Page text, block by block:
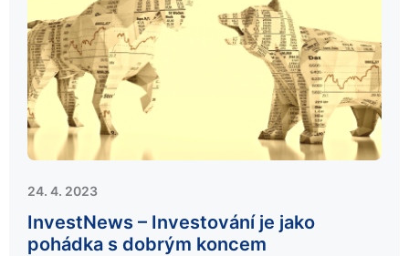
24. 4. 2023
InvestNews – Investování je jako
pohádka s dobrým koncem